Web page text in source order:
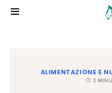
ALIMENTAZIONE E
3